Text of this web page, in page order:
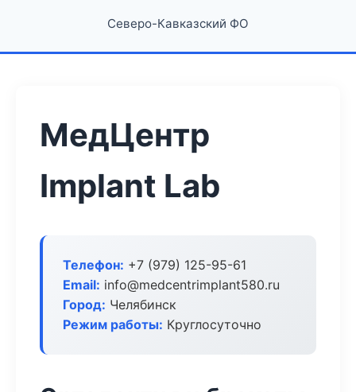
Северо-Кавказский ФО
МедЦентр
Implant Lab
Телефон: +7 (979) 125-95-61
Email: info@medcentrimplant580.ru
Город: Челябинск
Режим работы: Круглосуточно